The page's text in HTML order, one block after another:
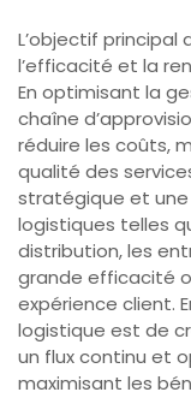
L’objectif principal
l’efficacité et la
En optimisant la
chaîne
réduire les coûts,
qualité des
stratégique et
logistiques telles
distribution, les
grande efficacité
expérience client.
logistique est de
un flux continu et
maximisant les